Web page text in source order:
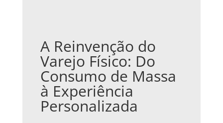
A Reinvenção do
Varejo Físico: Do
Consumo de Massa
à Experiência
Personalizada